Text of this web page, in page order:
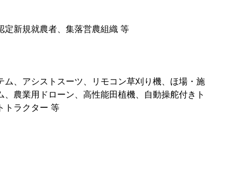
定新規就農者、集落営農組織 等
、アシストスーツ、リモコン草刈り機、ほ場・施
農業用ドローン、高性能田植機、自動操舵付きト
トラクター 等